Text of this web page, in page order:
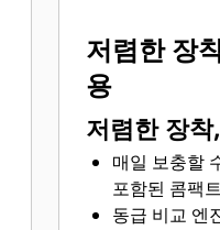
저렴한 장
용
저렴한 장
매일 보충할
포함된 콤팩
동급 비교 엔